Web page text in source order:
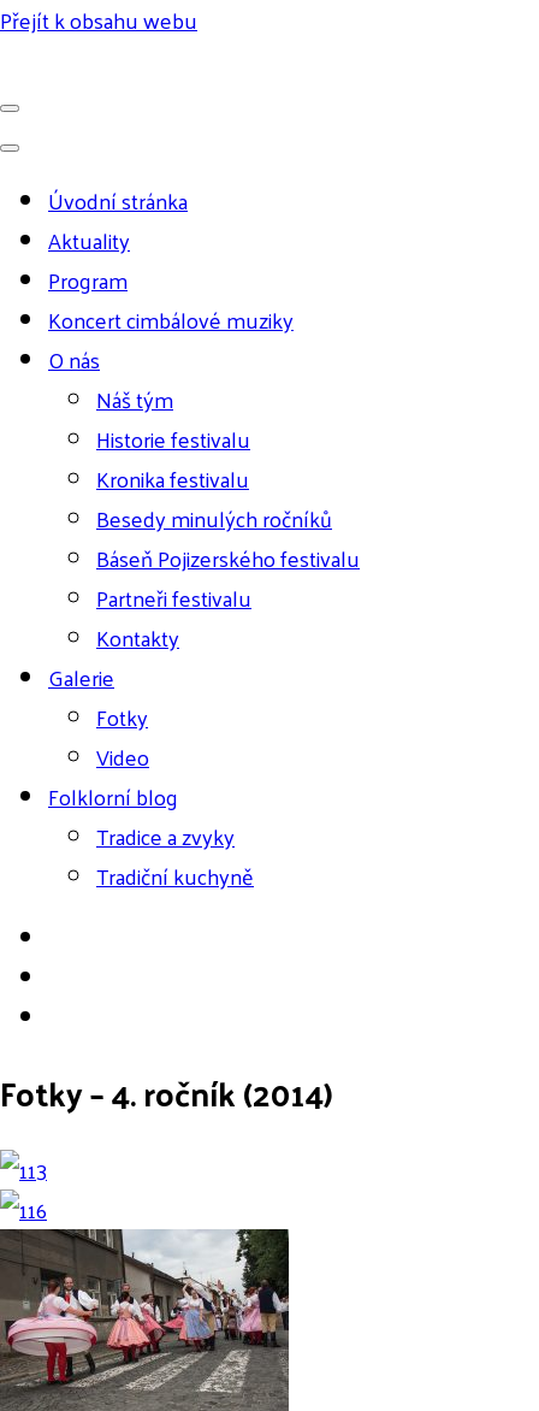
Přejít k obsahu webu
Úvodní stránka
Aktuality
Program
Koncert cimbálové muziky
O nás
Náš tým
Historie festivalu
Kronika festivalu
Besedy minulých ročníků
Báseň Pojizerského festivalu
Partneři festivalu
Kontakty
Galerie
Fotky
Video
Folklorní blog
Tradice a zvyky
Tradiční kuchyně
Fotky – 4. ročník (2014)